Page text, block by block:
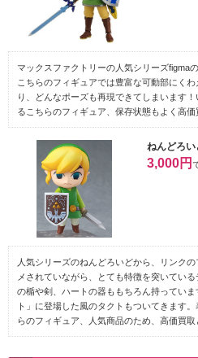
マックスファクトリーの人気シリーズfigma
こちらのフィギュアでは豊富な可動部にく
り、どんなポーズも再現できてしまいます
るこちらのフィギュア、保存状態もよく高価
ねんどろい
3,000円
人気シリーズのねんどろいどから、リンク
メされていながら、とても特徴を突いてい
の楯や剣、ハートの器ももちろん持ってい
ト」に登場した風のタクトもついてきます
らのフィギュア、人気商品のため、高価買取